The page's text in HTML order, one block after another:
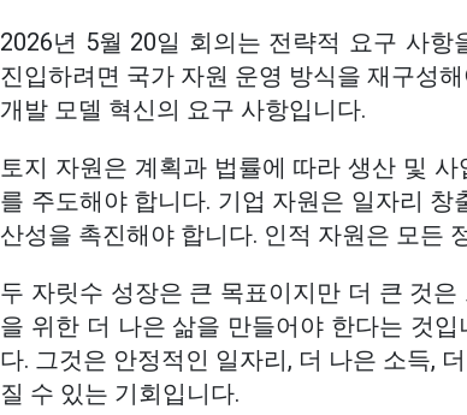
2026년 5월 20일 회의는 전략적 요구 사
진입하려면 국가 자원 운영 방식을 재구성
개발 모델 혁신의 요구 사항입니다.
토지 자원은 계획과 법률에 따라 생산 및
를 주도해야 합니다. 기업 자원은 일자리
산성을 촉진해야 합니다. 인적 자원은 모든
두 자릿수 성장은 큰 목표이지만 더 큰 것
을 위한 더 나은 삶을 만들어야 한다는 것
다. 그것은 안정적인 일자리, 더 나은 소득,
질 수 있는 기회입니다.